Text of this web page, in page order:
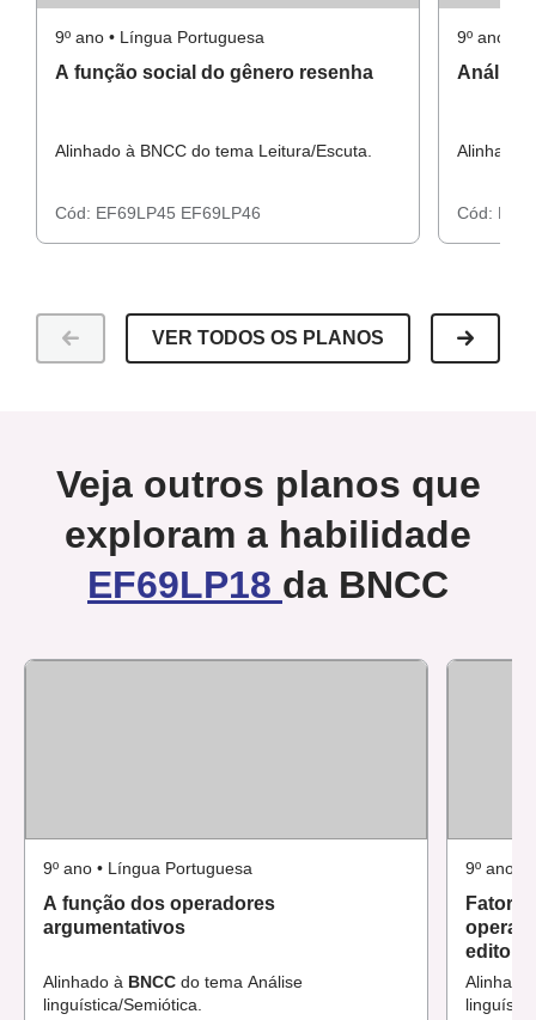
9º ano • Língua Portuguesa
A função social do gênero resenha
Alinhado à BNCC do tema Leitura/Escuta.
Cód: EF69LP45 EF69LP46
9º ano •
Análise
Alinhado
Cód:
VER TODOS OS PLANOS
Veja outros planos que
exploram a habilidade
EF69LP18 da BNCC
9º ano • Língua Portuguesa
A função dos operadores
argumentativos
Alinhado à BNCC do tema Análise
linguística/Semiótica.
9º ano •